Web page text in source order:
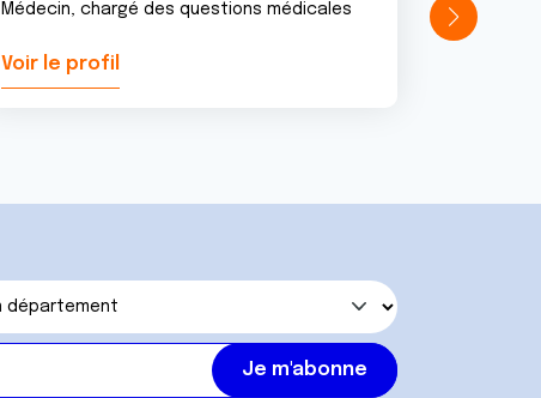
Médecin, chargé des questions médicales
Voir le profil